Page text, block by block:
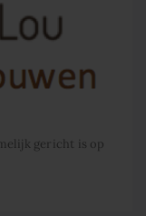
gericht is op